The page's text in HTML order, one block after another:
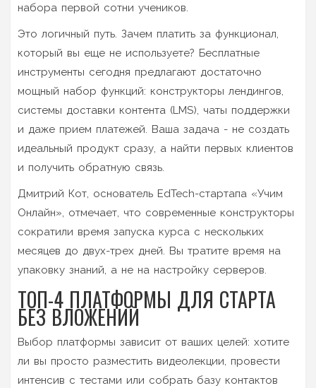
набора первой сотни учеников.
Это логичный путь. Зачем платить за функционал,
который вы еще не используете? Бесплатные
инструменты сегодня предлагают достаточно
мощный набор функций: конструкторы лендингов,
системы доставки контента (LMS), чаты поддержки
и даже прием платежей. Ваша задача - не создать
идеальный продукт сразу, а найти первых клиентов
и получить обратную связь.
Дмитрий Кот, основатель EdTech-стартапа «Учим
Онлайн», отмечает, что современные конструкторы
сократили время запуска курса с нескольких
месяцев до двух-трех дней. Вы тратите время на
упаковку знаний, а не на настройку серверов.
ТОП-4 ПЛАТФОРМЫ ДЛЯ СТАРТА
БЕЗ ВЛОЖЕНИЙ
Выбор платформы зависит от ваших целей: хотите
ли вы просто разместить видеолекции, провести
интенсив с тестами или собрать базу контактов